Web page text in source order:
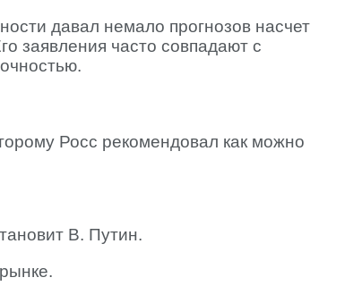
давал немало прогнозов насчет
заявления часто совпадают с
Росс рекомендовал как можно
В. Путин.